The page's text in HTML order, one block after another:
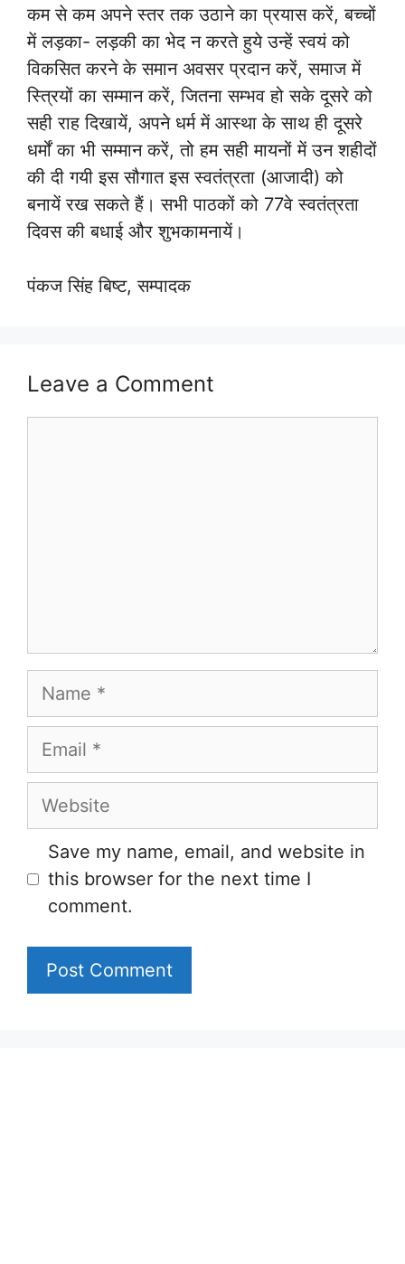
कम से कम अपने स्तर तक उठाने का प्रयास करें, बच्चों
में लड़का- लड़की का भेद न करते हुये उन्हें स्वयं को
विकसित करने के समान अवसर प्रदान करें, समाज में
स्त्रियों का सम्मान करें, जितना सम्भव हो सके दूसरे को
सही राह दिखायें, अपने धर्म में आस्था के साथ ही दूसरे
धर्मों का भी सम्मान करें, तो हम सही मायनों में उन शहीदों
की दी गयी इस सौगात इस स्वतंत्रता (आजादी) को
बनायें रख सकते हैं। सभी पाठकों को 77वे स्वतंत्रता
दिवस की बधाई और शुभकामनायें।
पंकज सिंह बिष्ट, सम्पादक
Leave a Comment
Name
Email
Website
Save my name, email, and website in
this browser for the next time I
comment.